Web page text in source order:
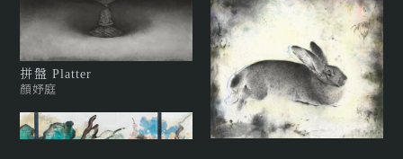
拼盤 Platter
顏妤庭